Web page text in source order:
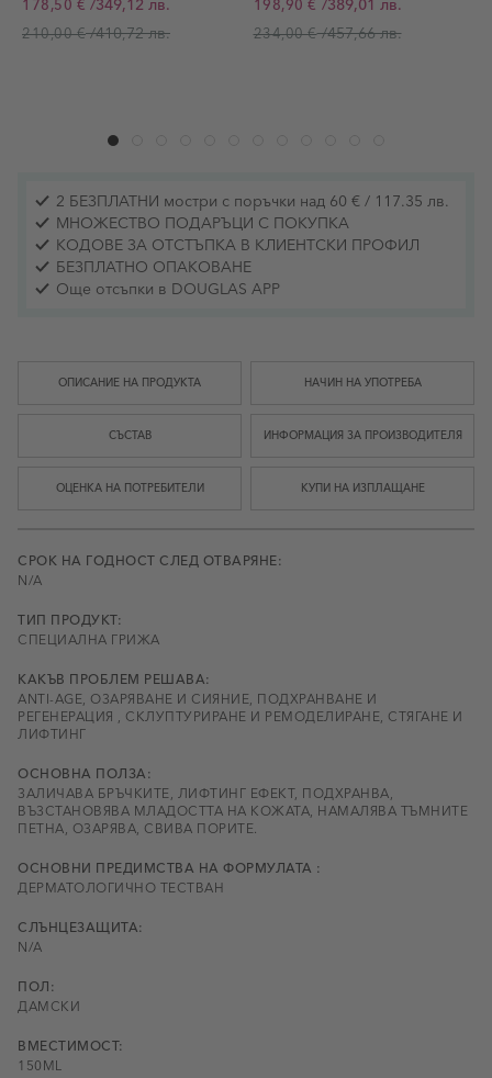
Промо цена
178,50 €
210,00 €/410,72 лв.
Промо цена
198,90 €
234,00 €/457,66 лв.
2 БЕЗПЛАТНИ мостри с поръчки над 60 € / 117.35 лв.
МНОЖЕСТВО ПОДАРЪЦИ С ПОКУПКА
КОДОВЕ ЗА ОТСТЪПКА В КЛИЕНТСКИ ПРОФИЛ
БЕЗПЛАТНО ОПАКОВАНЕ
Още отсъпки в DOUGLAS APP
ОПИСАНИЕ НА ПРОДУКТА НАЧИН НА УПОТРЕБА
СЪСТАВ ИНФОРМАЦИЯ ЗА ПРОИЗВОДИТЕЛЯ
ОЦЕНКА НА ПОТРЕБИТЕЛИ КУПИ НА ИЗПЛАЩАНЕ
СРОК НА ГОДНОСТ СЛЕД ОТВАРЯНЕ:
N/A
ТИП ПРОДУКТ:
СПЕЦИАЛНА ГРИЖА
КАКЪВ ПРОБЛЕМ РЕШАВА:
ANTI-AGE, ОЗАРЯВАНЕ И СИЯНИЕ, ПОДХРАНВАНЕ И
РЕГЕНЕРАЦИЯ , СКЛУПТУРИРАНЕ И РЕМОДЕЛИРАНЕ, СТЯГАНЕ И
ЛИФТИНГ
ОСНОВНА ПОЛЗА:
ЗАЛИЧАВА БРЪЧКИТЕ, ЛИФТИНГ ЕФЕКТ, ПОДХРАНВА,
ВЪЗСТАНОВЯВА МЛАДОСТТА НА КОЖАТА, НАМАЛЯВА ТЪМНИТЕ
ПЕТНА, ОЗАРЯВА, СВИВА ПОРИТЕ.
ОСНОВНИ ПРЕДИМСТВА НА ФОРМУЛАТА :
ДЕРМАТОЛОГИЧНО ТЕСТВАН
СЛЪНЦЕЗАЩИТА:
N/A
ПОЛ:
ДАМСКИ
ВМЕСТИМОСТ:
150ML